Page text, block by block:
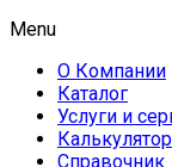
Menu
О Компании
Каталог
Услуги и
Калькулятор
Справочник